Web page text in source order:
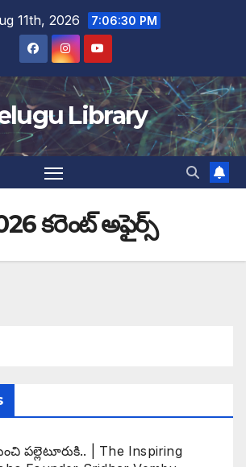
11th, 2026 7:06:30 PM
Library
కరెంట్ అఫైర్స్
పల్లెటూరుకి.. | The Inspiring